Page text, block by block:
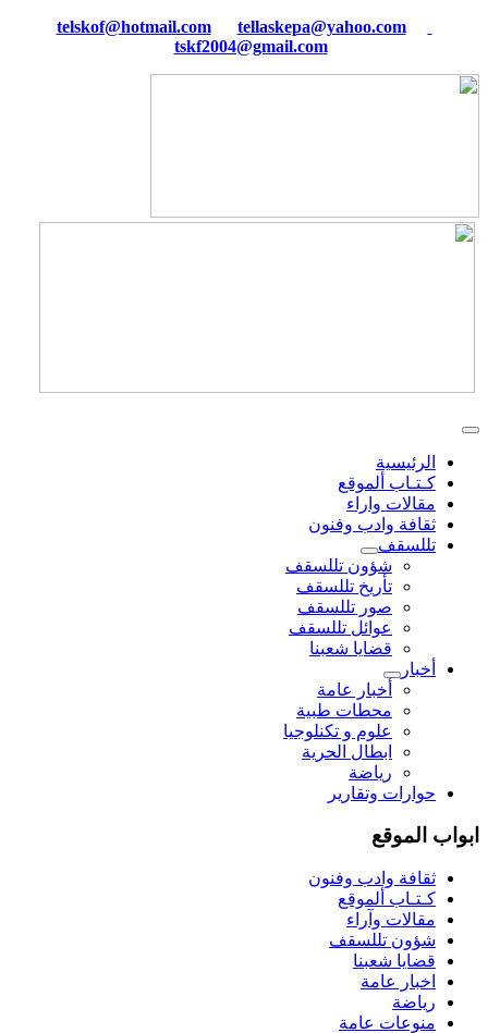
tellaskepa@yahoo.com
tskf2004@gmail.com
الرئيسية
كـتـاب ألموقع
مقالات واراء
ثقافة وادب وفنون
تللسقف
شؤون تللسقف
تأريخ تللسقف
صور تللسقف
عوائل تللسقف
قضايا شعبنا
أخبار
أخبار عامة
محطات طبية
علوم و تکنلوجیا
ابطال الحرية
رياضة
حوارات وتقارير
ابواب الموقع
ثقافة وادب وفنون
كـتـاب ألموقع
مقالات وآراء
شؤون تللسقف
قضايا شعبنا
اخبار عامة
رياضة
منوعات عامة